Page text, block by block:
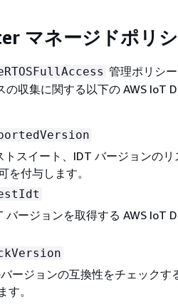
マネージドポリ
管理ポリシ
の収集に関する以下の AWS IoT
スイート、IDT バージョンのリ
付与します。
バージョンを取得する AWS IoT
ージョンの互換性をチェックす
。